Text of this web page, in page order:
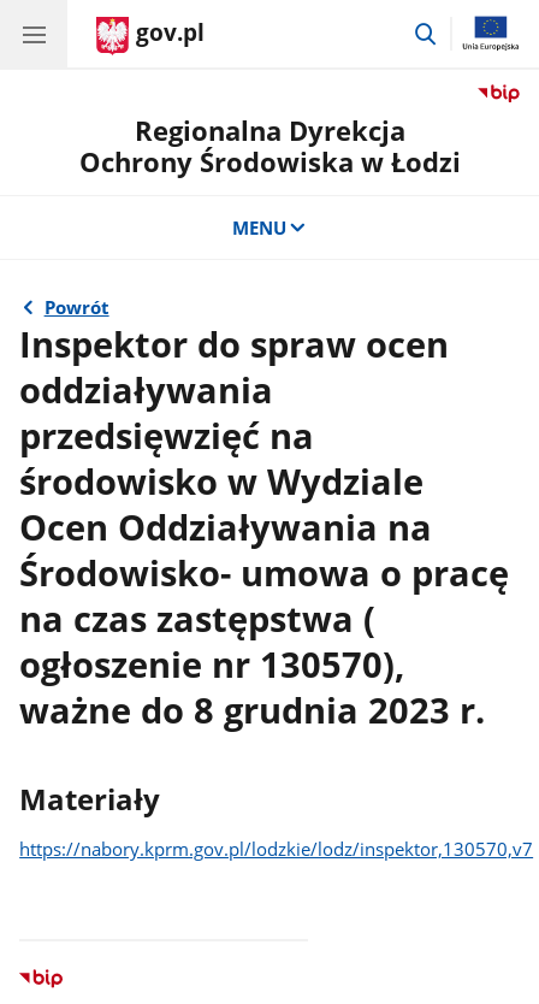
gov.pl
przejdź
Regionalna Dyrekcja
Ochrony Środowiska w Łodzi
MENU
Powrót
Inspektor do spraw ocen
oddziaływania
przedsięwzięć na
środowisko w Wydziale
Ocen Oddziaływania na
Środowisko- umowa o pracę
na czas zastępstwa (
ogłoszenie nr 130570),
ważne do 8 grudnia 2023 r.
Materiały
https://nabory.kprm.gov.pl/lodzkie/lodz/inspektor,130570,v7